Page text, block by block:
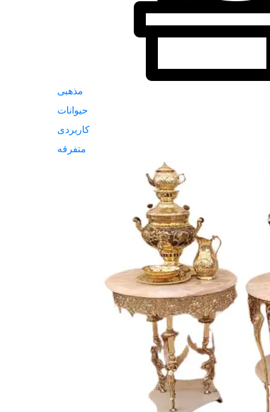
مذهبی
حیوانات
کاربردی
متفرقه